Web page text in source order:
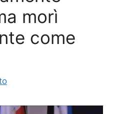
morì
come